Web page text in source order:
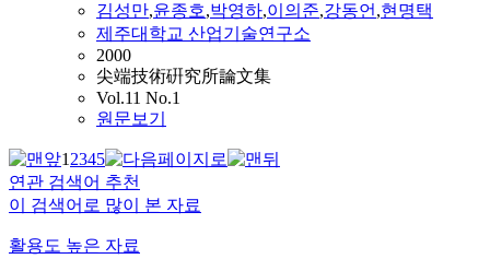
김성만,윤종호,박영하,이의준,강동언,현명택
제주대학교 산업기술연구소
2000
尖端技術硏究所論文集
Vol.11 No.1
원문보기
12345
연관 검색어 추천
이 검색어로 많이 본 자료
활용도 높은 자료